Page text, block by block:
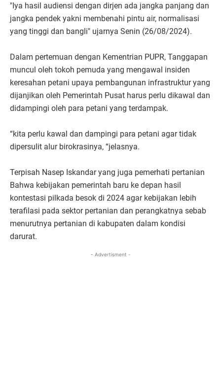
"Iya hasil audiensi dengan dirjen ada jangka panjang dan
jangka pendek yakni membenahi pintu air, normalisasi
yang tinggi dan bangli" ujarnya Senin (26/08/2024).
Dalam pertemuan dengan Kementrian PUPR, Tanggapan
muncul oleh tokoh pemuda yang mengawal insiden
keresahan petani upaya pembangunan infrastruktur yang
dijanjikan oleh Pemerintah Pusat harus perlu dikawal dan
didampingi oleh para petani yang terdampak.
“kita perlu kawal dan dampingi para petani agar tidak
dipersulit alur birokrasinya, “jelasnya.
Terpisah Nasep Iskandar yang juga pemerhati pertanian
Bahwa kebijakan pemerintah baru ke depan hasil
kontestasi pilkada besok di 2024 agar kebijakan lebih
terafilasi pada sektor pertanian dan perangkatnya sebab
menurutnya pertanian di kabupaten dalam kondisi
darurat.
- Advertisment -